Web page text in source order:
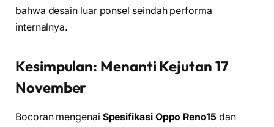
bahwa desain luar ponsel seindah performa
internalnya.
Kesimpulan: Menanti Kejutan 17
November
Bocoran mengenai Spesifikasi Oppo Reno15dan